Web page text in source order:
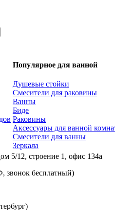
Популярное для ванной
Душевые стойки
Смесители для раковины
Ванны
Биде
Раковины
Аксессуары для ванной
Смесители для ванны
Зеркала
5/12, строение 1, офис 134а
звонок бесплатный)